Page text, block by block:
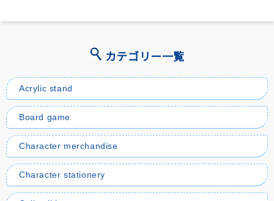
カテゴリー一覧
Acrylic stand
Board game
Character merchandise
Character stationery